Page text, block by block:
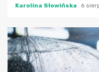
Karolina Słowińska 6